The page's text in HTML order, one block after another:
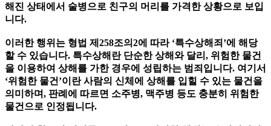
해진 상태에서 술병으로 친구의 머리를 가격한 상황으로 보입
니다.
이러한 행위는 형법 제258조의2에 따라 ‘특수상해죄 ’에 해당
할 수 있습니다. 특수상해란 단순한 상해와 달리, 위험한 물건
을 이용하여 상해를 가한 경우에 성립하는 범죄입니다. 여기서
‘위험한 물건’이란 사람의 신체에 상해를 입힐 수 있는 물건을
의미하며, 판례에 따르면 소주병, 맥주병 등도 충분히 위험한
물건으로 인정됩니다.